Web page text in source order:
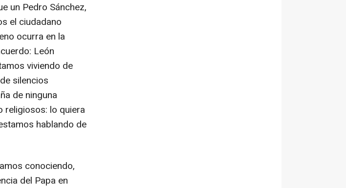
un Pedro Sánchez,
el ciudadano
ocurra en la
León
viviendo de
silencios
de ninguna
religiosos: lo quiera
hablando de
conociendo,
del Papa en